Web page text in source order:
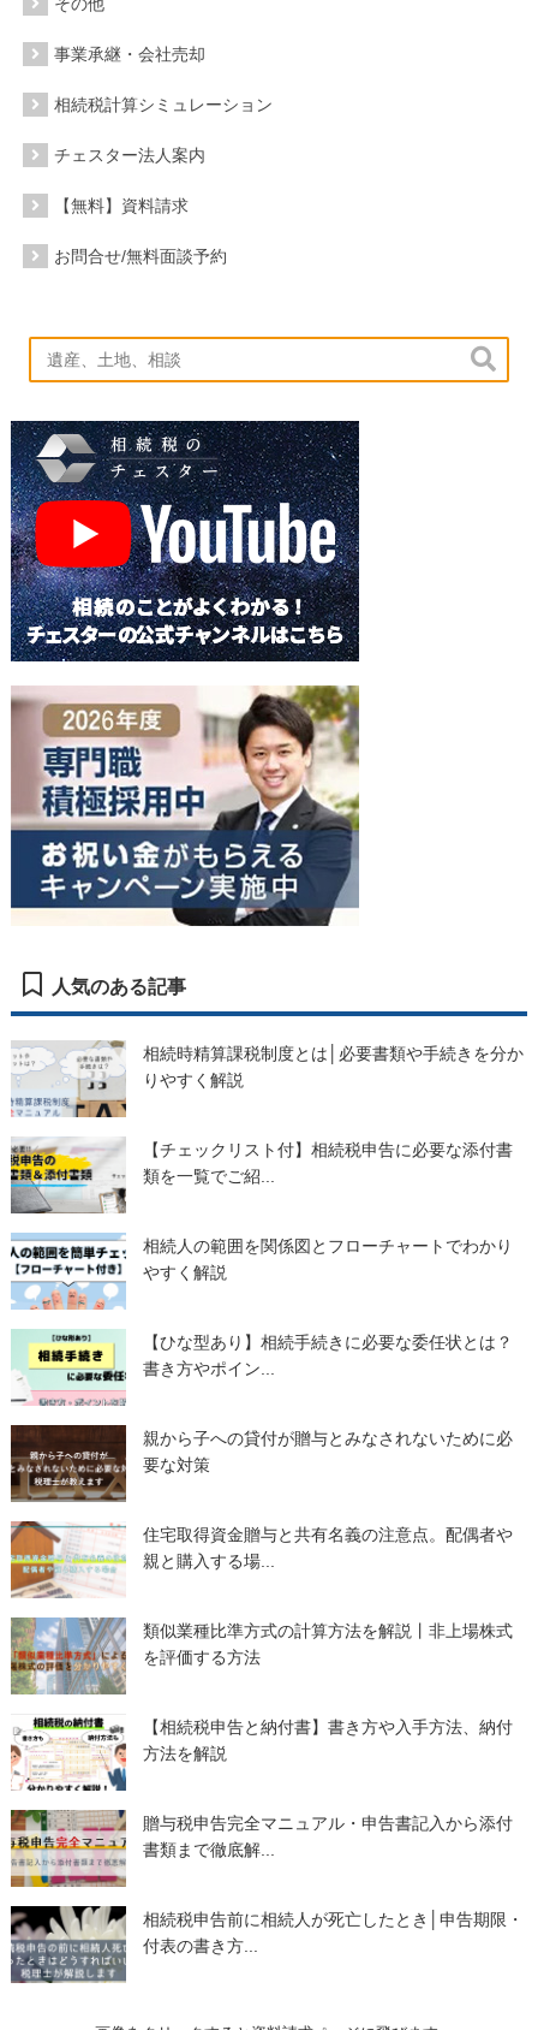
事業承継・会社売却
相続税計算シミュレーション
チェスター法人案内
【無料】資料請求
お問合せ/無料面談予約

人気のある記事
相続時精算課税制度とは│必要書類や手続きを分か
りやすく解説
【チェックリスト付】相続税申告に必要な添付書
類を一覧でご紹...
相続人の範囲を関係図とフローチャートでわかり
やすく解説
【ひな型あり】相続手続きに必要な委任状とは？
書き方やポイン...
親から子への貸付が贈与とみなされないために必
要な対策
住宅取得資金贈与と共有名義の注意点。配偶者や
親と購入する場...
類似業種比準方式の計算方法を解説丨非上場株式
を評価する方法
【相続税申告と納付書】書き方や入手方法、納付
方法を解説
贈与税申告完全マニュアル・申告書記入から添付
書類まで徹底解...
相続税申告前に相続人が死亡したとき│申告期限・
付表の書き方...